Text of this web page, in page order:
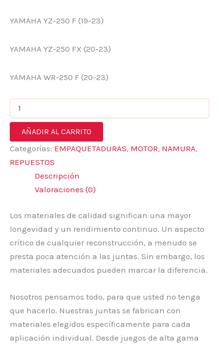
YAMAHA YZ-250 F (19-23)
YAMAHA YZ-250 FX (20-23)
YAMAHA WR-250 F (20-23)
AÑADIR AL CARRITO
Categorías: EMPAQUETADURAS, MOTOR, NAMURA,
REPUESTOS
Descripción
Valoraciones (0)
Los materiales de calidad significan una mayor
longevidad y un rendimiento continuo. Un aspecto
crítico de cualquier reconstrucción, a menudo se
presta poca atención a las juntas. Sin embargo, los
materiales adecuados pueden marcar la diferencia.
Nosotros pensamos todo, para que usted no tenga
que hacerlo. Nuestras juntas se fabrican con
materiales elegidos específicamente para cada
aplicación individual. Desde juegos de alta gama